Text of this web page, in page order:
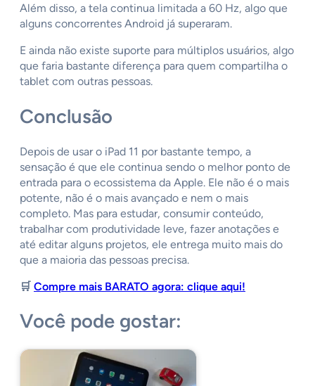
Além disso, a tela continua limitada a 60 Hz, algo que
alguns concorrentes Android já superaram.
E ainda não existe suporte para múltiplos usuários, algo
que faria bastante diferença para quem compartilha o
tablet com outras pessoas.
Conclusão
Depois de usar o iPad 11 por bastante tempo, a
sensação é que ele continua sendo o melhor ponto de
entrada para o ecossistema da Apple. Ele não é o mais
potente, não é o mais avançado e nem o mais
completo. Mas para estudar, consumir conteúdo,
trabalhar com produtividade leve, fazer anotações e
até editar alguns projetos, ele entrega muito mais do
que a maioria das pessoas precisa.
🛒 Compre mais BARATO agora: clique aqui!
Você pode gostar: